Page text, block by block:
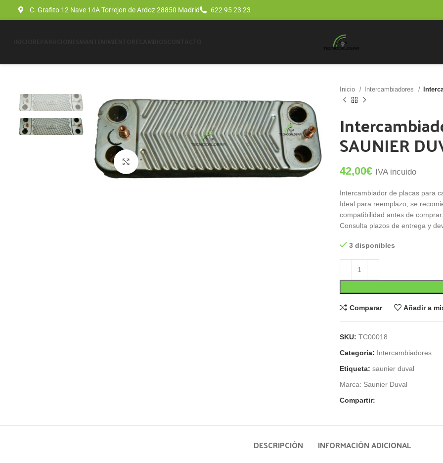
C. Grafito 12 Nave 14A Torrejon de Ardoz 28850 Madrid 622 95 23 23
Click para agrandar
Inicio Intercambiadores
SAUNIER
42,00€ IVA incuido
Intercambiador de placas para
Ideal para reemplazo, se
compatibilidad antes de
Consulta plazos de entrega y
3 disponibles
Comparar Añadir a
SKU: TC00018
Categoría: Intercambiadores
Etiqueta: saunier duval
Marca: Saunier Duval
Compartir:
DESCRIPCIÓN INFORMACIÓN ADICIONAL